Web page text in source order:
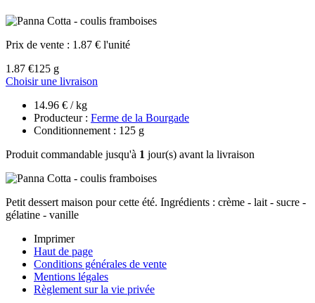
Prix de vente : 1.87 € l'unité
1.87 €125 g
Choisir une livraison
14.96 € / kg
Producteur : Ferme de la Bourgade
Conditionnement : 125 g
Produit commandable jusqu'à 1 jour(s) avant la livraison
Petit dessert maison pour cette été. Ingrédients : crème - lait - sucre -
gélatine - vanille
Imprimer
Haut de page
Conditions générales de vente
Mentions légales
Règlement sur la vie privée